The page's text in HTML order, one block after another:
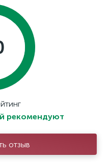
рекомендуют
отзыв